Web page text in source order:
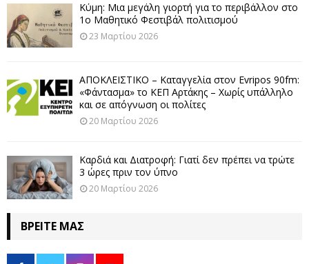
Κύμη: Μια μεγάλη γιορτή για το περιβάλλον στο
1ο Μαθητικό Φεστιβάλ πολιτισμού
23 Μαρτίου 2026
ΑΠΟΚΛΕΙΣΤΙΚΟ – Καταγγελία στον Evripos 90fm:
«Φάντασμα» το ΚΕΠ Αρτάκης – Χωρίς υπάλληλο
και σε απόγνωση οι πολίτες
20 Μαρτίου 2026
Καρδιά και Διατροφή: Γιατί δεν πρέπει να τρώτε
3 ώρες πριν τον ύπνο
20 Μαρτίου 2026
ΒΡΕΊΤΕ ΜΑΣ